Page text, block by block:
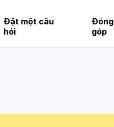
Đặt một câu
hỏi
Đóng
góp